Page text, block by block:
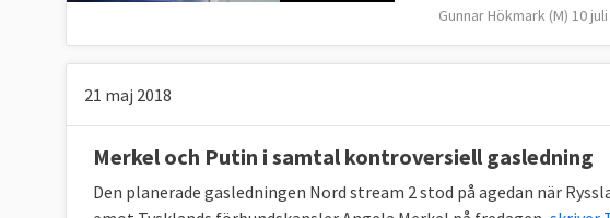
Gunnar Hökmark (M) 10
21 maj 2018
Merkel och Putin i samtal kontroversiell gasledning
Den planerade gasledningen Nord stream 2 stod på agedan när